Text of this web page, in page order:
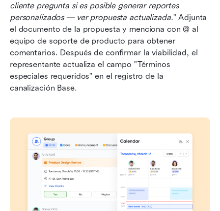
cliente pregunta si es posible generar reportes
personalizados — ver propuesta actualizada." Adjunta
el documento de la propuesta y menciona con @ al
equipo de soporte de producto para obtener
comentarios. Después de confirmar la viabilidad, el
representante actualiza el campo "Términos
especiales requeridos" en el registro de la
canalización Base.